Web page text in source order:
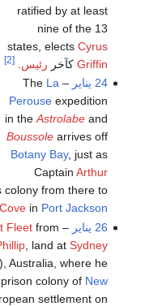
ratified by at least
nine of the 13
states, elects Cyrus
Griffin كآخر رئيس .
[2]
24 يناير – The
La
Perouseexpedition
in the Astrolabeand
Boussolearrives off
Botany Bay, just as
Captain Arthur
from there to
in Port Jackson
26 يناير
–
Fleetfrom
, land at Sydney
Australia, where he
colony of New
settlement on